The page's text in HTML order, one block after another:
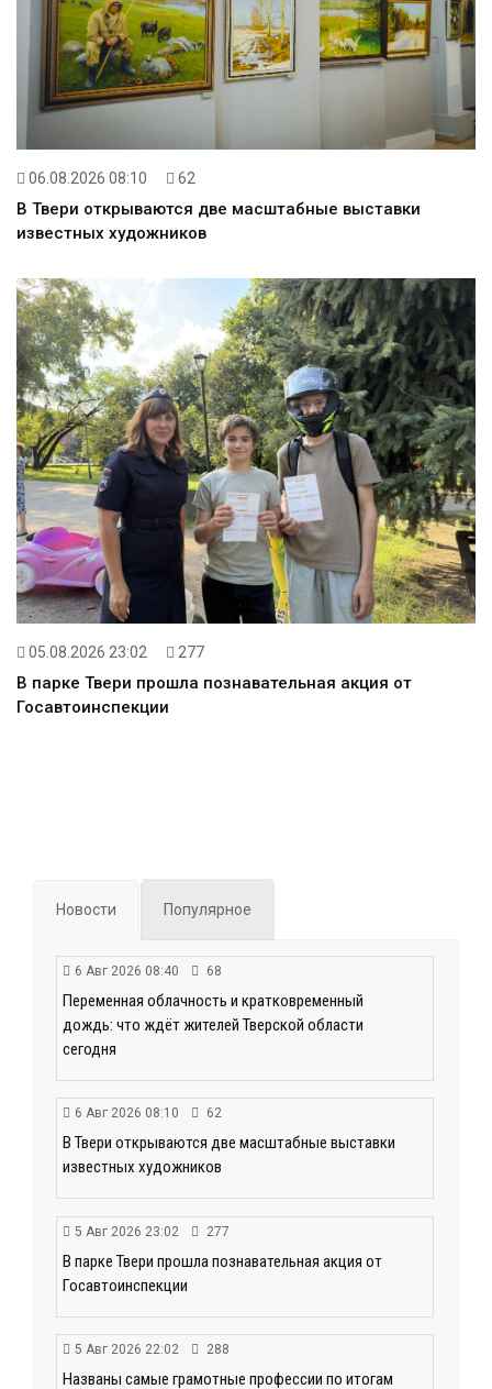
06.08.2026 08:10 62
В Твери открываются две масштабные выставки
известных художников
05.08.2026 23:02 277
В парке Твери прошла познавательная акция от
Госавтоинспекции
Новости Популярное
6 Авг 2026 08:40 68
Переменная облачность и кратковременный
дождь: что ждёт жителей Тверской области
сегодня
6 Авг 2026 08:10 62
В Твери открываются две масштабные выставки
известных художников
5 Авг 2026 23:02 277
В парке Твери прошла познавательная акция от
Госавтоинспекции
5 Авг 2026 22:02 288
Названы самые грамотные профессии по итогам